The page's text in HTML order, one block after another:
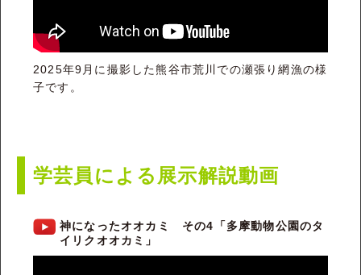
2025年9月に撮影した熊谷市荒川での瀬張り網漁の様
子です。
学芸員による展示解説動画
神になったオオカミ その4「多摩動物公園のタ
イリクオオカミ」